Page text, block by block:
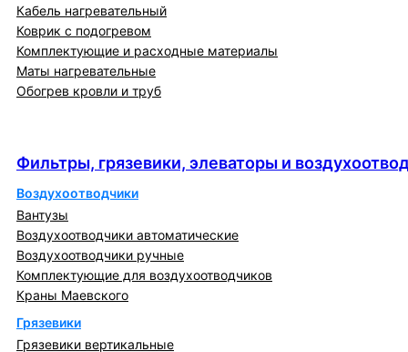
Кабель нагревательный
Коврик с подогревом
Комплектующие и расходные материалы
Маты нагревательные
Обогрев кровли и труб
Фильтры, грязевики, элеваторы и
Воздухоотводчики
Вантузы
Воздухоотводчики автоматические
Воздухоотводчики ручные
Комплектующие для воздухоотводчиков
Краны Маевского
Грязевики
Грязевики вертикальные